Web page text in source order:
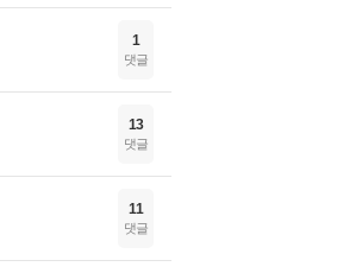
1
댓글
13
댓글
11
댓글